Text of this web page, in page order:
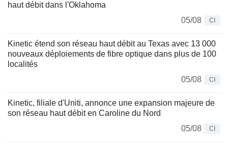
haut débit dans l'Oklahoma
05/08
CI
Kinetic étend son réseau haut débit au Texas avec 13 000
nouveaux déploiements de fibre optique dans plus de 100
localités
05/08
CI
Kinetic, filiale d'Uniti, annonce une expansion majeure de
son réseau haut débit en Caroline du Nord
05/08
CI